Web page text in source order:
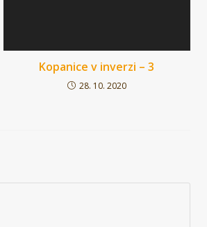
Kopanice v inverzi – 3
28. 10. 2020